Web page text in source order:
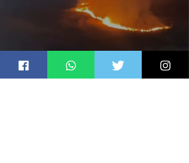
Incêndio atinge área de mata